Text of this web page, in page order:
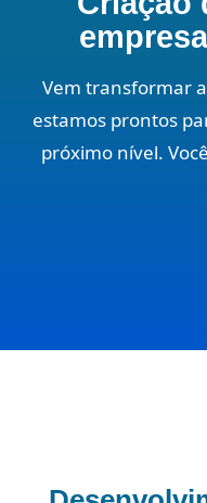
Vem transformar
estamos prontos
próximo nível.